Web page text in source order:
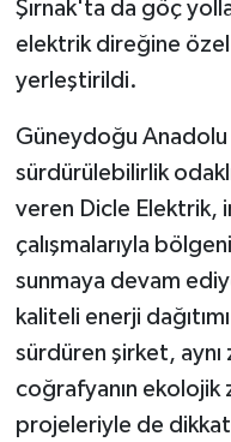
Şırnak'ta da göç
elektrik direğine
yerleştirildi.
Güneydoğu
sürdürülebilirlik
veren Dicle Elektrik,
çalışmalarıyla
sunmaya devam
kaliteli enerji
sürdüren şirket,
coğrafyanın ekolojik
projeleriyle de